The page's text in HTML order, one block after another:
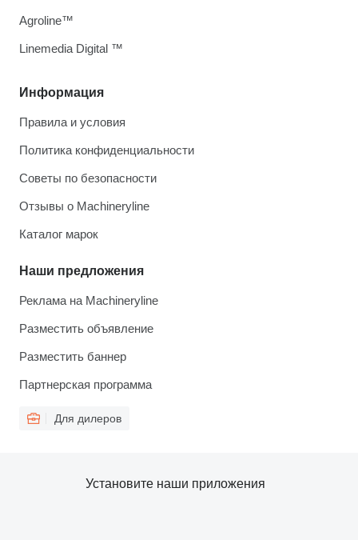
Информация
Правила и условия
Политика конфиденциальности
Советы по безопасности
Отзывы о Machineryline
Каталог марок
Наши предложения
Реклама на Machineryline
Разместить объявление
Разместить баннер
Партнерская программа
Для дилеров
Agroline™
Linemedia Digital ™
Установите наши приложения